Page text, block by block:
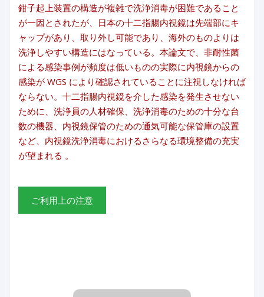
鉗子起上装置の構造が複雑で洗浄消毒が困難であること
が一因とされたが、日本の十二指腸内視鏡は先端部にキ
ャップがあり、取り外し可能であり、海外のものよりは
洗浄しやすい構造にはなっている。本論文で、非耐性菌
による感染事例が頻度は低いものの実際に内視鏡からの
感染が WGS により確認されていることに注視しなければ
ならない。十二指腸内視鏡を介した感染を発生させない
ために、洗浄員の人材確保、洗浄消毒のための十分な台
数の機器、内視鏡保管のための通気可能な保管庫の設置
など、内視鏡洗浄消毒におけるさらなる環境整備の充実
が望まれる 。
ご利用上の注意